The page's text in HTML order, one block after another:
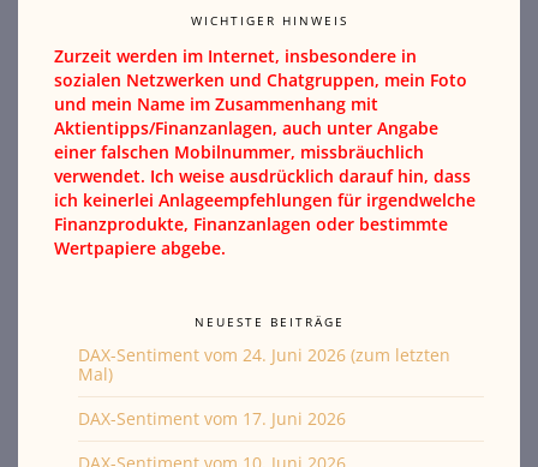
WICHTIGER HINWEIS
Zurzeit werden im Internet, insbesondere in
sozialen Netzwerken und Chatgruppen, mein Foto
und mein Name im Zusammenhang mit
Aktientipps/Finanzanlagen, auch unter Angabe
einer falschen Mobilnummer, missbräuchlich
verwendet. Ich weise ausdrücklich darauf hin, dass
ich keinerlei Anlageempfehlungen für irgendwelche
Finanzprodukte, Finanzanlagen oder bestimmte
Wertpapiere abgebe.
NEUESTE BEITRÄGE
DAX-Sentiment vom 24. Juni 2026 (zum letzten
Mal)
DAX-Sentiment vom 17. Juni 2026